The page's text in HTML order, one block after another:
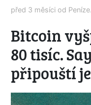
před 3 měsíci od
Bitcoin
80 tisíc.
připouští